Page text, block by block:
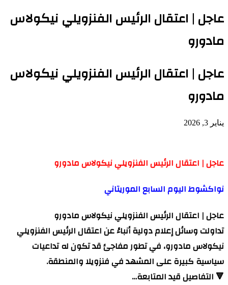
عاجل | اعتقال الرئيس الفنزويلي نيكولاس
مادورو
عاجل | اعتقال الرئيس الفنزويلي نيكولاس
مادورو
يناير 3, 2026
عاجل | اعتقال الرئيس الفنزويلي نيكولاس مادورو
نواكشوط اليوم السابع الموريتاني
عاجل | اعتقال الرئيس الفنزويلي نيكولاس مادورو
تداولت وسائل إعلام دولية أنباءً عن اعتقال الرئيس الفنزويلي
نيكولاس مادورو، في تطور مفاجئ قد تكون له تداعيات
سياسية كبيرة على المشهد في فنزويلا والمنطقة.
🔻 التفاصيل قيد المتابعة…